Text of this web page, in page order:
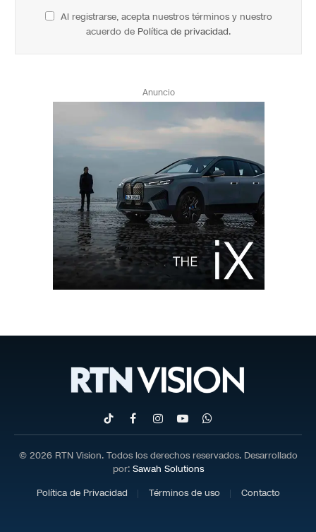
Al registrarse, acepta nuestros términos y nuestro
acuerdo de Política de privacidad.
Anuncio
TikTokFacebookInstagram
YouTubeWhatsApp
© 2026 RTN Vision. Todos los derechos reservados. Desarrollado
por: Sawah Solutions
Política de Privacidad
Términos de uso Contacto